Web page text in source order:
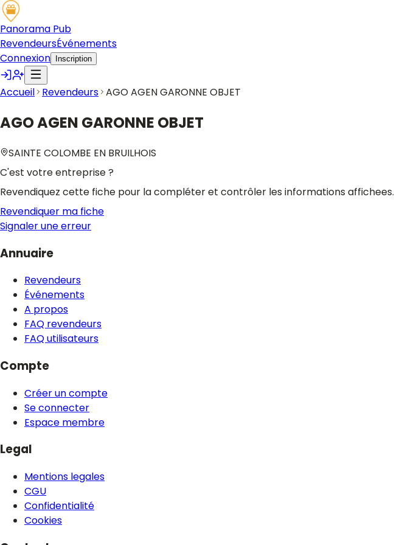
Panorama Pub
RevendeursÉvénements
Connexion
Inscription
Accueil Revendeurs AGO AGEN GARONNE OBJET
AGO AGEN GARONNE OBJET
SAINTE COLOMBE EN BRUILHOIS
C'est votre entreprise ?
Revendiquez cette fiche pour la compléter et contrôler les informations affichees.
Revendiquer ma fiche
Signaler une erreur
Annuaire
Revendeurs
Événements
A propos
FAQ revendeurs
FAQ utilisateurs
Compte
Créer un compte
Se connecter
Espace membre
Legal
Mentions legales
CGU
Confidentialité
Cookies